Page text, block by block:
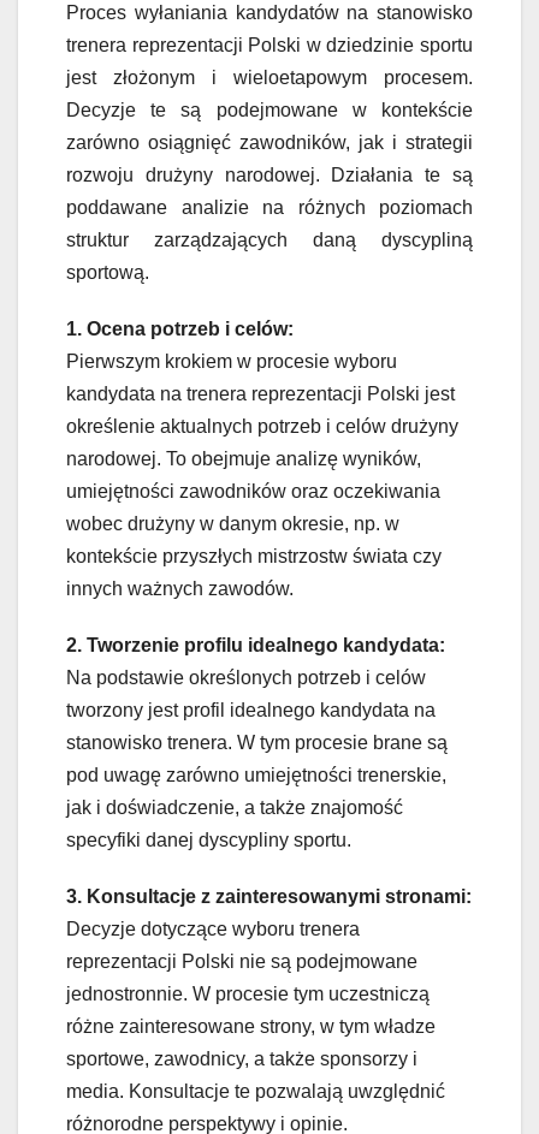
Proces wyłaniania kandydatów na stanowisko
trenera reprezentacji Polski w dziedzinie sportu
jest złożonym i wieloetapowym procesem.
Decyzje te są podejmowane w kontekście
zarówno osiągnięć zawodników, jak i strategii
rozwoju drużyny narodowej. Działania te są
poddawane analizie na różnych poziomach
struktur zarządzających daną dyscypliną
sportową.
1. Ocena potrzeb i celów:
Pierwszym krokiem w procesie wyboru
kandydata na trenera reprezentacji Polski jest
określenie aktualnych potrzeb i celów drużyny
narodowej. To obejmuje analizę wyników,
umiejętności zawodników oraz oczekiwania
wobec drużyny w danym okresie, np. w
kontekście przyszłych mistrzostw świata czy
innych ważnych zawodów.
2. Tworzenie profilu idealnego kandydata:
Na podstawie określonych potrzeb i celów
tworzony jest profil idealnego kandydata na
stanowisko trenera. W tym procesie brane są
pod uwagę zarówno umiejętności trenerskie,
jak i doświadczenie, a także znajomość
specyfiki danej dyscypliny sportu.
3. Konsultacje z zainteresowanymi stronami:
Decyzje dotyczące wyboru trenera
reprezentacji Polski nie są podejmowane
jednostronnie. W procesie tym uczestniczą
różne zainteresowane strony, w tym władze
sportowe, zawodnicy, a także sponsorzy i
media. Konsultacje te pozwalają uwzględnić
różnorodne perspektywy i opinie.